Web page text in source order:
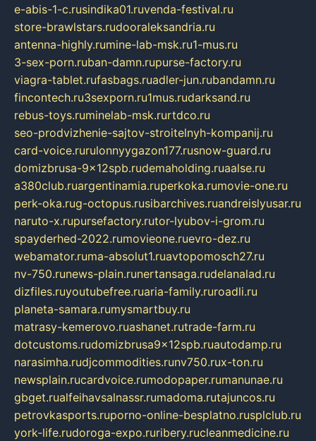
e-abis-1-c.rusindika01.ruvenda-festival.ru
store-brawlstars.rudooraleksandria.ru
antenna-highly.rumine-lab-msk.ru1-mus.ru
3-sex-porn.ruban-damn.rupurse-factory.ru
viagra-tablet.rufasbags.ruadler-jun.rubandamn.ru
fincontech.ru3sexporn.ru1mus.rudarksand.ru
rebus-toys.ruminelab-msk.rurtdco.ru
seo-prodvizhenie-sajtov-stroitelnyh-kompanij.ru
card-voice.rurulonnyygazon177.rusnow-guard.ru
domizbrusa-9x12spb.rudemaholding.ruaalse.ru
a380club.ruargentinamia.ruperkoka.rumovie-one.ru
perk-oka.rug-octopus.rusibarchives.ruandreislyusar.ru
naruto-x.rupursefactory.rutor-lyubov-i-grom.ru
spayderhed-2022.rumovieone.ruevro-dez.ru
webamator.ruma-absolut1.ruavtopomosch27.ru
nv-750.runews-plain.runertansaga.rudelanalad.ru
dizfiles.ruyoutubefree.ruaria-family.ruroadli.ru
planeta-samara.rumysmartbuy.ru
matrasy-kemerovo.ruashanet.rutrade-farm.ru
dotcustoms.rudomizbrusa9x12spb.ruautodamp.ru
narasimha.rudjcommodities.runv750.rux-ton.ru
newsplain.rucardvoice.rumodopaper.rumanunae.ru
gbget.rualfeihavsalnassr.rumadoma.rutajuncos.ru
petrovkasports.ruporno-online-besplatno.rusplclub.ru
york-life.rudoroga-expo.ruribery.rucleanmedicine.ru